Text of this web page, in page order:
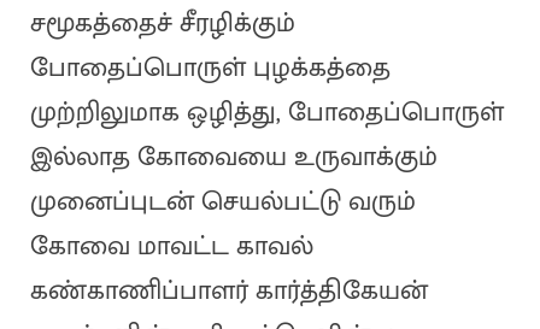
சமூகத்தைச் சீரழிக்கும்
போதைப்பொருள் புழக்கத்தை
முற்றிலுமாக ஒழித்து, போதைப்பொருள்
இல்லாத கோவையை உருவாக்கும்
முனைப்புடன் செயல்பட்டு வரும்
கோவை மாவட்ட காவல்
கண்காணிப்பாளர் கார்த்திகேயன்